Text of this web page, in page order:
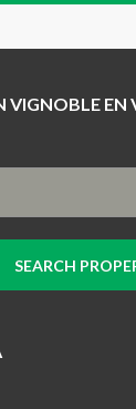
VIGNOBLE EN